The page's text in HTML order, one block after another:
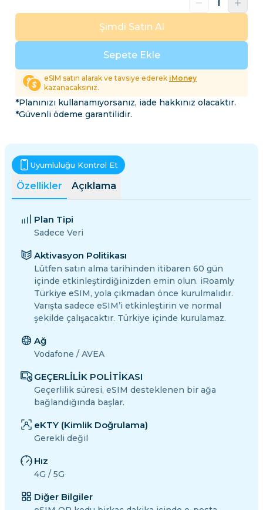
Sepete Ekle
Şimdi Satın Al
eSIM satın alarak ve tavsiye ederek iMoney
kazanacaksınız.
*Planınızı kullanamıyorsanız, iade hakkınız olacaktır.
*Güvenli ödeme garantilidir.
Özellikler Açıklama
Uyumluluğu Kontrol Et
Plan Tipi
Sadece Veri
Aktivasyon Politikası
Lütfen satın alma tarihinden itibaren 60 gün
içinde etkinleştirdiğinizden emin olun. iRoamly
Türkiye eSIM, yola çıkmadan önce kurulmalıdır.
Varışta sadece eSIM’i etkinleştirin ve normal
şekilde çalışacaktır. Türkiye içinde kurulamaz.
Ağ
Vodafone / AVEA
GEÇERLİLİK POLİTİKASI
Geçerlilik süresi, eSIM desteklenen bir ağa
bağlandığında başlar.
eKTY (Kimlik Doğrulama)
Gerekli değil
Hız
4G / 5G
Diğer Bilgiler